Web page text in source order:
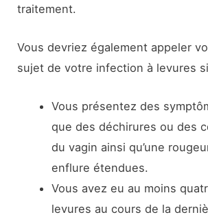
traitement.
Vous devriez également appeler
sujet de votre infection à levures
Vous présentez des
que des déchirures ou des
du vagin ainsi qu’une
enflure étendues.
Vous avez eu au moins
levures au cours de la